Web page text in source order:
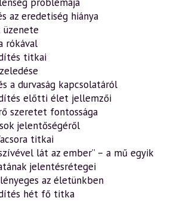
az eredetiség hiánya
rókával
titkai
a durvaság kapcsolatáról
előtti élet jellemzői
szeretet fontossága
jelentőségéről
titkai
lát az ember” – a mű egyik
jelentésrétegei
az életünkben
hét fő titka